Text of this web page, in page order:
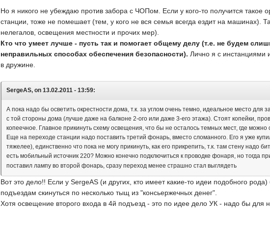
Но я никого не убеждаю против забора с ЧОПом. Если у кого-то получится такое
станции, тоже не помешает (тем, у кого не вся семья всегда ездит на
нелегалов, освещения местности и прочих мер).
Кто что умеет лучше - пусть так и помогает общему делу (т.е. не будем
неправильных способах обеспечения безопасности). Лично я с инстанциями
в дружине.
SergeAS, on 13.02.2011 - 13:59:
А пока надо бы осветить окрестности дома, т.к. за углом очень темно, идеальное место
с той стороны дома (лучше даже на балконе 2-ого или даже 3-его этажа). Стоят копейки,
копеечное. Главное прикинуть схему освещения, что бы не осталось темных мест, где можно
Еще на переходе станции надо поставить третий фонарь, вместо сломанного. Его я уже
тяжелее), единственно что пока не могу прикинуть, как его прикрепить, т.к. там стену надо
есть мобильный источник 220? Можно конечно подключиться к проводке фонаря, но тогда
поставил лампу во второй фонарь, сразу переход менее страшно стал выглядеть
Вот это дело!! Если у SergeAS (и других, кто имеет какие-то идеи подобного
подъездам скинуться по несколько тыщ из "консьержечных денег".
Хотя освещение второго входа в 4й подъезд - это по идее дело УК - надо бы для